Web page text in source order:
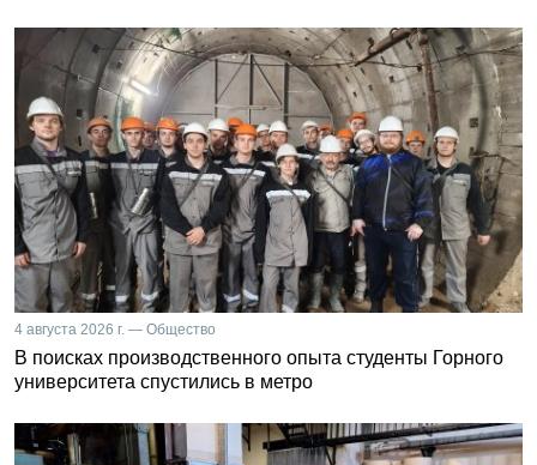
4 августа 2026 г. — Общество
В поисках производственного опыта студенты Горного
университета спустились в метро